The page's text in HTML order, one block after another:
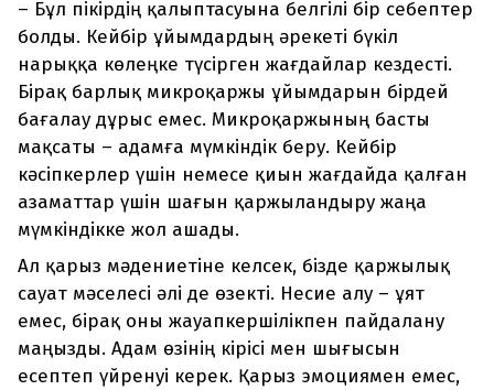
– Бұл пікірдің қалыптасуына белгілі бір себептер
болды. Кейбір ұйымдардың әрекеті бүкіл
нарыққа көлеңке түсірген жағдайлар кездесті.
Бірақ барлық микроқаржы ұйымдарын бірдей
бағалау дұрыс емес. Микроқаржының басты
мақсаты – адамға мүмкіндік беру. Кейбір
кәсіпкерлер үшін немесе қиын жағдайда қалған
азаматтар үшін шағын қаржыландыру жаңа
мүмкіндікке жол ашады.
Ал қарыз мәдениетіне келсек, бізде қаржылық
сауат мәселесі әлі де өзекті. Несие алу – ұят
емес, бірақ оны жауапкершілікпен пайдалану
маңызды. Адам өзінің кірісі мен шығысын
есептеп үйренуі керек. Қарыз эмоциямен емес,